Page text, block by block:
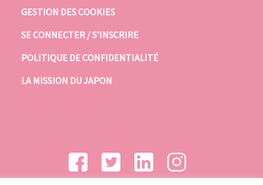
GESTION DES COOKIES
SE CONNECTER / S’INSCRIRE
POLITIQUE DE CONFIDENTIALITÉ
LA MISSION DU JAPON